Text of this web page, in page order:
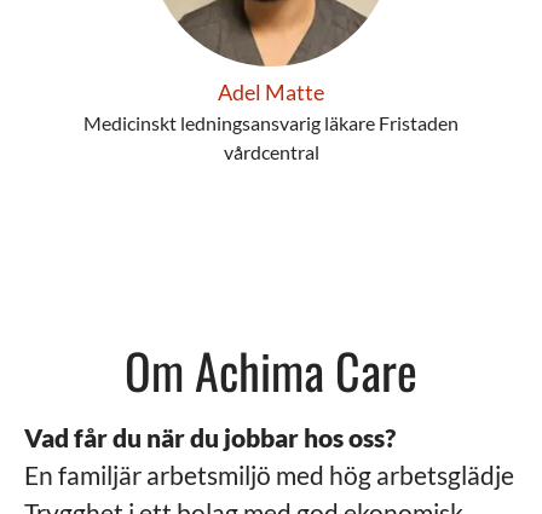
Adel Matte
Medicinskt ledningsansvarig läkare Fristaden
vårdcentral
Om Achima Care
Vad får du när du jobbar hos oss?
En familjär arbetsmiljö med hög arbetsglädje